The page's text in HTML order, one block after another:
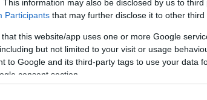
This information may also be disclosed by us to
Participants that may further disclose it to other third
that this website/app uses one or more Google
but not limited to your visit or usage
to Google and its third-party tags to use your data
consent section.
'
είχε ήδη επιλεγεί στις Κάννες